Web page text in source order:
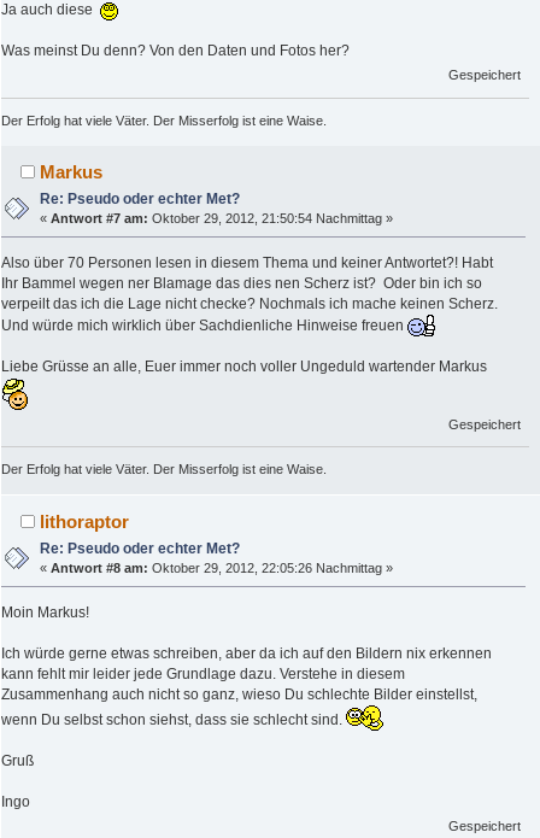
Ja auch diese
Was meinst Du denn? Von den Daten und Fotos her?
Gespeichert
Der Erfolg hat viele Väter. Der Misserfolg ist eine Waise.
Markus
Re: Pseudo oder echter Met?
«Antwort #7 am: Oktober 29, 2012, 21:50:54 Nachmittag »
Also über 70 Personen lesen in diesem Thema und keiner Antwortet?! Habt
Ihr Bammel wegen ner Blamage das dies nen Scherz ist? Oder bin ich so
verpeilt das ich die Lage nicht checke? Nochmals ich mache keinen Scherz.
Und würde mich wirklich über Sachdienliche Hinweise freuen
Liebe Grüsse an alle, Euer immer noch voller Ungeduld wartender Markus
Gespeichert
Der Erfolg hat viele Väter. Der Misserfolg ist eine Waise.
lithoraptor
Re: Pseudo oder echter Met?
«Antwort #8 am: Oktober 29, 2012, 22:05:26 Nachmittag »
Moin Markus!
Ich würde gerne etwas schreiben, aber da ich auf den Bildern nix erkennen
kann fehlt mir leider jede Grundlage dazu. Verstehe in diesem
Zusammenhang auch nicht so ganz, wieso Du schlechte Bilder einstellst,
wenn Du selbst schon siehst, dass sie schlecht sind.
Gruß
Ingo
Gespeichert